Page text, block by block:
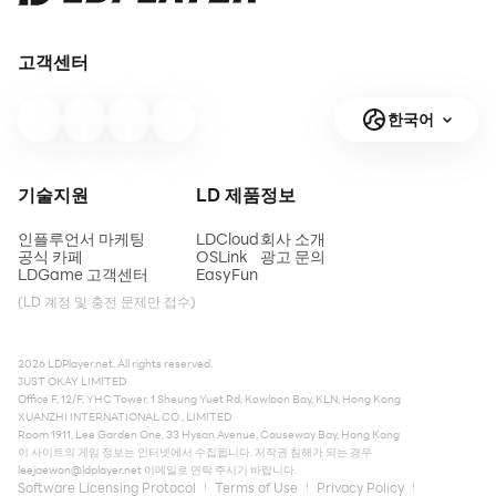
고객센터
한국어
기술지원
인플루언서 마케팅
공식 카페
LDGame 고객센터
(LD 계정 및 충전 문제만 접수)
LD 제품
LDCloud
OSLink
EasyFun
정보
회사 소개
광고 문의
2026 LDPlayer.net. All rights reserved.
JUST OKAY LIMITED
Office F, 12/F, YHC Tower, 1 Sheung Yuet Rd, Kowloon Bay, KLN, Hong Kong
XUANZHI INTERNATIONAL CO., LIMITED
Room 1911, Lee Garden One, 33 Hysan Avenue, Causeway Bay, Hong Kong
이 사이트의 게임 정보는 인터넷에서 수집됩니다. 저작권 침해가 되는 경우
leejaewon@ldplayer.net 이메일로 연락 주시기 바랍니다.
Software Licensing Protocol Terms of Use Privacy Policy